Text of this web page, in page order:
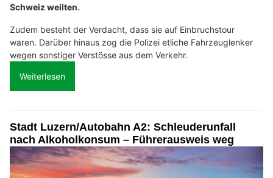
Schweiz weilten.
Zudem besteht der Verdacht, dass sie auf Einbruchstour
waren. Darüber hinaus zog die Polizei etliche Fahrzeuglenker
wegen sonstiger Verstösse aus dem Verkehr.
Weiterlesen
Stadt Luzern/Autobahn A2: Schleuderunfall
nach Alkoholkonsum – Führerausweis weg